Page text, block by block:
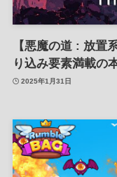
【悪魔の道 : 放置
り込み要素満載の
2025年1月31日